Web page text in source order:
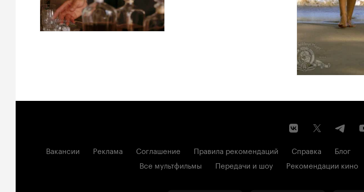
Вакансии Реклама Соглашение Правила рекомендаций Справка Блог
Все мультфильмы
Передачи и шоу Рекомендации кино